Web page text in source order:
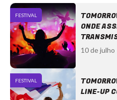
FESTIVAL
ONDE
10 de julho
FESTIVAL
LINE-UP